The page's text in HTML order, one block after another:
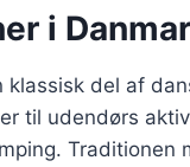
i
klassisk del af
til udendørs
Traditionen